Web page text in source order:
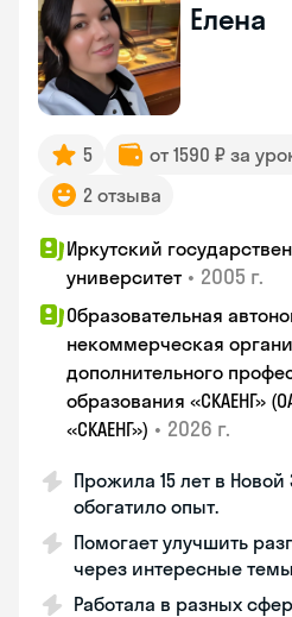
Елена
5 от 1590 ₽ за
2 отзыва
Иркутский
университет • 2005 г.
Образовательная
некоммерческая
дополнительного
образования «СКАЕНГ»
«СКАЕНГ») • 2026 г.
Прожила 15 лет в Новой
обогатило опыт.
Помогает улучшить
через интересные
Работала в разных